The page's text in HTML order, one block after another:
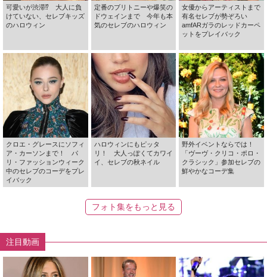
可愛いが渋滞⁉ 大人に負
けていない、セレブキッズ
のハロウィン
定番のブリトニーや爆笑の
ドウェインまで 今年も本
気のセレブのハロウィン
女優からアーティストまで
有名セレブが勢ぞろい
amfARガラのレッドカーペ
ットをプレイバック
クロエ・グレースにソフィ
ア・カーソンまで！ パ
リ・ファッションウィーク
中のセレブのコーデをプレ
イバック
ハロウィンにもピッタ
リ！ 大人っぽくてカワイ
イ、セレブの秋ネイル
野外イベントならでは！
「ヴーヴ・クリコ・ポロ・
クラシック」参加セレブの
鮮やかなコーデ集
フォト集をもっと見る
注目動画